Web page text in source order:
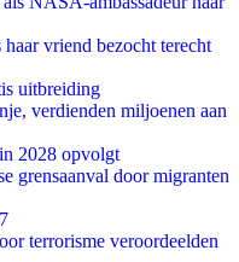
vriend bezocht terecht
uitbreiding
verdienden miljoenen aan
2028 opvolgt
grensaanval door migranten
terrorisme veroordeelden